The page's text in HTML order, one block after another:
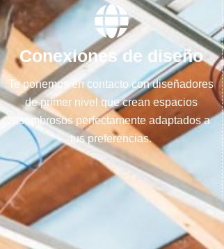
Conexiones de diseño
Te ponemos en contacto con diseñadores
de primer nivel que crean espacios
asombrosos perfectamente adaptados a
tus preferencias.